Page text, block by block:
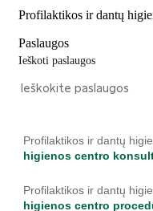
Profilaktikos ir dantų
Paslaugos
Ieškoti paslaugos
Profilaktikos ir dantų
higienos centro
Profilaktikos ir dantų
higienos centro